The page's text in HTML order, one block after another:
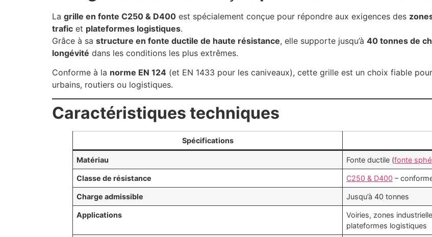
La grille en fonte C250 & D400 est spécialement conçue pour répondre aux exigences des
trafic et plateformes logistiques.
Grâce à sa structure en fonte ductile de haute résistance, elle supporte jusqu’à 40 tonnes de
longévité dans les conditions les plus extrêmes.
Conforme à la norme EN 124 (et EN 1433 pour les caniveaux), cette grille est un choix fiable
urbains, routiers ou logistiques.
Caractéristiques techniques
Spécifications
Matériau Fonte ductile (fonte
Classe de résistance C250 & D400 –
Charge admissible Jusqu’à 40 tonnes
Applications
Voiries, zones
plateformes logistiques